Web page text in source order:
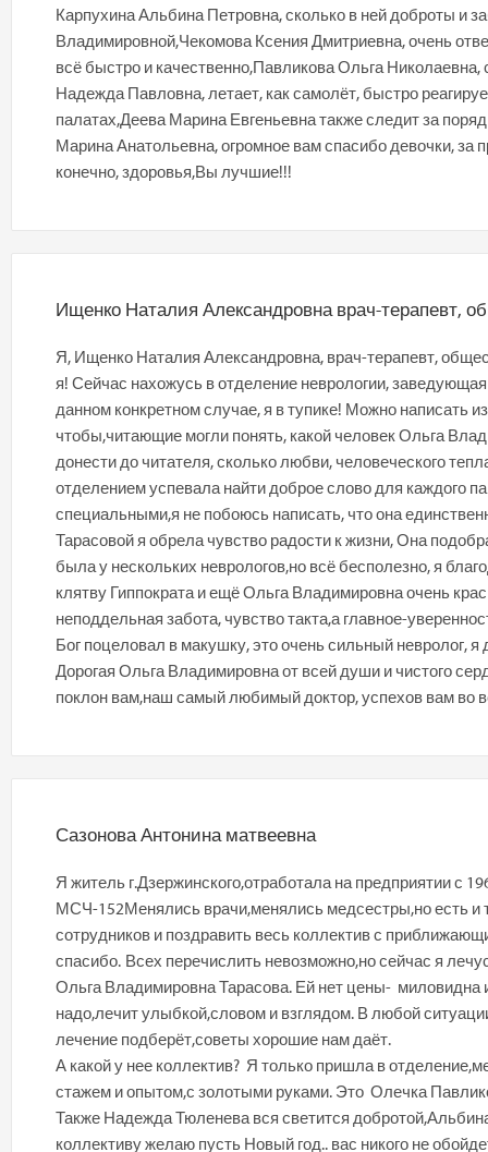
Карпухина Альбина Петровна, сколько в ней доброты и
Владимировной,Чекомова Ксения Дмитриевна, очень
всё быстро и качественно,Павликова Ольга
Надежда Павловна, летает, как самолёт, быстро
палатах,Деева Марина Евгеньевна также следит за
Марина Анатольевна, огромное вам спасибо девочки,
конечно, здоровья,Вы лучшие!!!
Ищенко Наталия Александровна врач-терапевт,
Я, Ищенко Наталия Александровна, врач-терапевт,
я! Сейчас нахожусь в отделение неврологии,
данном конкретном случае, я в тупике! Можно написать
чтобы,читающие могли понять, какой человек Ольга
донести до читателя, сколько любви, человеческого
отделением успевала найти доброе слово для каждого
специальными,я не побоюсь написать, что она
Тарасовой я обрела чувство радости к жизни, Она
была у нескольких неврологов,но всё бесполезно, я
клятву Гиппократа и ещё Ольга Владимировна очень
неподдельная забота, чувство такта,а главное-
Бог поцеловал в макушку, это очень сильный невролог,
Дорогая Ольга Владимировна от всей души и чистого
поклон вам,наш самый любимый доктор, успехов вам во
Сазонова Антонина матвеевна
Я житель г.Дзержинского,отработала на предприятии с
МСЧ-152Менялись врачи,менялись медсестры,но есть и
сотрудников и поздравить весь коллектив с
спасибо. Всех перечислить невозможно,но сейчас я
Ольга Владимировна Тарасова. Ей нет цены- миловидна
надо,лечит улыбкой,словом и взглядом. В любой
лечение подберёт,советы хорошие нам даёт.
А какой у нее коллектив? Я только пришла в
стажем и опытом,с золотыми руками. Это Олечка
Также Надежда Тюленева вся светится
коллективу желаю пусть Новый год.. вас никого не